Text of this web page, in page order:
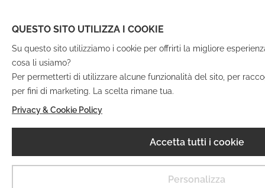
QUESTO SITO UTILIZZA I COOKIE
Su questo sito utilizziamo i cookie per offrirti la migliore
cosa li usiamo?
Per permetterti di utilizzare alcune funzionalità del sito, per
per fini di marketing. La scelta rimane tua.
Privacy & Cookie Policy
Accetta tutti i cookie
Personalizza